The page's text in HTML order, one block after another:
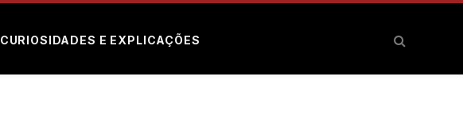
CURIOSIDADES E EXPLICAÇÕES